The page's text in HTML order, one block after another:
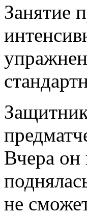
Занятие
Вчера он
не